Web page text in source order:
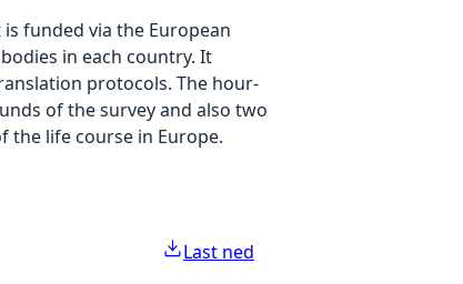
funded via the European
in each country. It
protocols. The hour-
of the survey and also two
the life course in Europe.
Last ned